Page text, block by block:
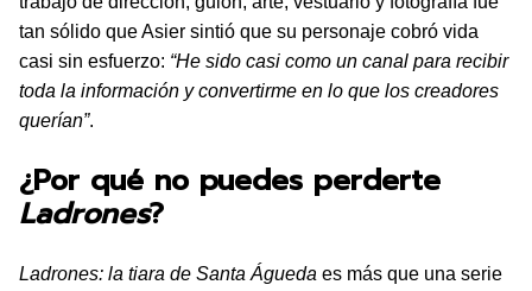
tan sólido que Asier sintió que su personaje cobró vida
casi sin esfuerzo: “He sido casi como un canal para recibir
toda la información y convertirme en lo que los creadores
querían”.
¿Por qué no puedes perderte
Ladrones?
Ladrones: la tiara de Santa Águeda es más que una serie